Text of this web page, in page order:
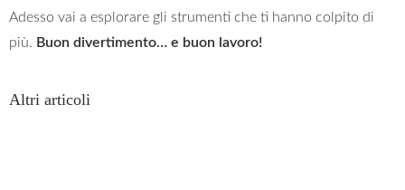
Adesso vai a esplorare gli strumenti che ti hanno colpito di
più. Buon divertimento… e buon lavoro!
Altri articoli